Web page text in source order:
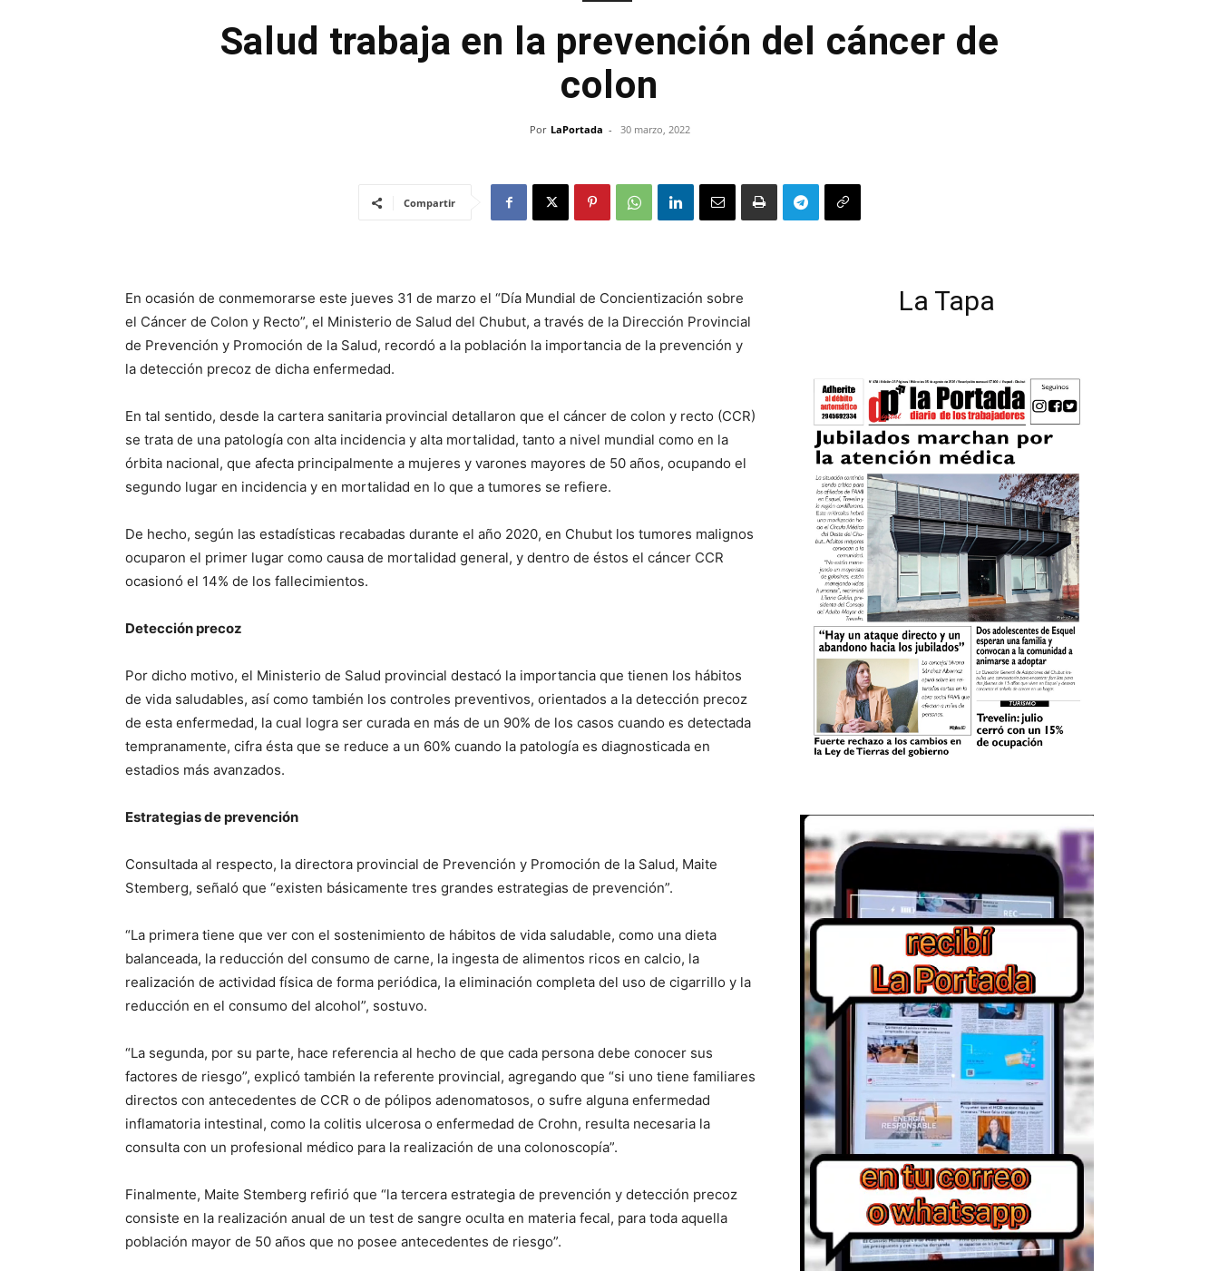
Salud trabaja en la prevención del cáncer de
colon
Por LaPortada - 30 marzo, 2022
Compartir
En ocasión de conmemorarse este jueves 31 de marzo el “Día Mundial de Concientización sobre
el Cáncer de Colon y Recto”, el Ministerio de Salud del Chubut, a través de la Dirección Provincial
de Prevención y Promoción de la Salud, recordó a la población la importancia de la prevención y
la detección precoz de dicha enfermedad.
En tal sentido, desde la cartera sanitaria provincial detallaron que el cáncer de colon y recto (CCR)
se trata de una patología con alta incidencia y alta mortalidad, tanto a nivel mundial como en la
órbita nacional, que afecta principalmente a mujeres y varones mayores de 50 años, ocupando el
segundo lugar en incidencia y en mortalidad en lo que a tumores se refiere.
De hecho, según las estadísticas recabadas durante el año 2020, en Chubut los tumores malignos
ocuparon el primer lugar como causa de mortalidad general, y dentro de éstos el cáncer CCR
ocasionó el 14% de los fallecimientos.
Detección precoz
Por dicho motivo, el Ministerio de Salud provincial destacó la importancia que tienen los hábitos
de vida saludables, así como también los controles preventivos, orientados a la detección precoz
de esta enfermedad, la cual logra ser curada en más de un 90% de los casos cuando es detectada
tempranamente, cifra ésta que se reduce a un 60% cuando la patología es diagnosticada en
estadios más avanzados.
Estrategias de prevención
Consultada al respecto, la directora provincial de Prevención y Promoción de la Salud, Maite
Stemberg, señaló que “existen básicamente tres grandes estrategias de prevención”.
“La primera tiene que ver con el sostenimiento de hábitos de vida saludable, como una dieta
balanceada, la reducción del consumo de carne, la ingesta de alimentos ricos en calcio, la
realización de actividad física de forma periódica, la eliminación completa del uso de cigarrillo y la
reducción en el consumo del alcohol”, sostuvo.
“La segunda, por su parte, hace referencia al hecho de que cada persona debe conocer sus
factores de riesgo”, explicó también la referente provincial, agregando que “si uno tiene familiares
directos con antecedentes de CCR o de pólipos adenomatosos, o sufre alguna enfermedad
inflamatoria intestinal, como la colitis ulcerosa o enfermedad de Crohn, resulta necesaria la
consulta con un profesional médico para la realización de una colonoscopía”.
Finalmente, Maite Stemberg refirió que “la tercera estrategia de prevención y detección precoz
consiste en la realización anual de un test de sangre oculta en materia fecal, para toda aquella
población mayor de 50 años que no posee antecedentes de riesgo”.
La Tapa